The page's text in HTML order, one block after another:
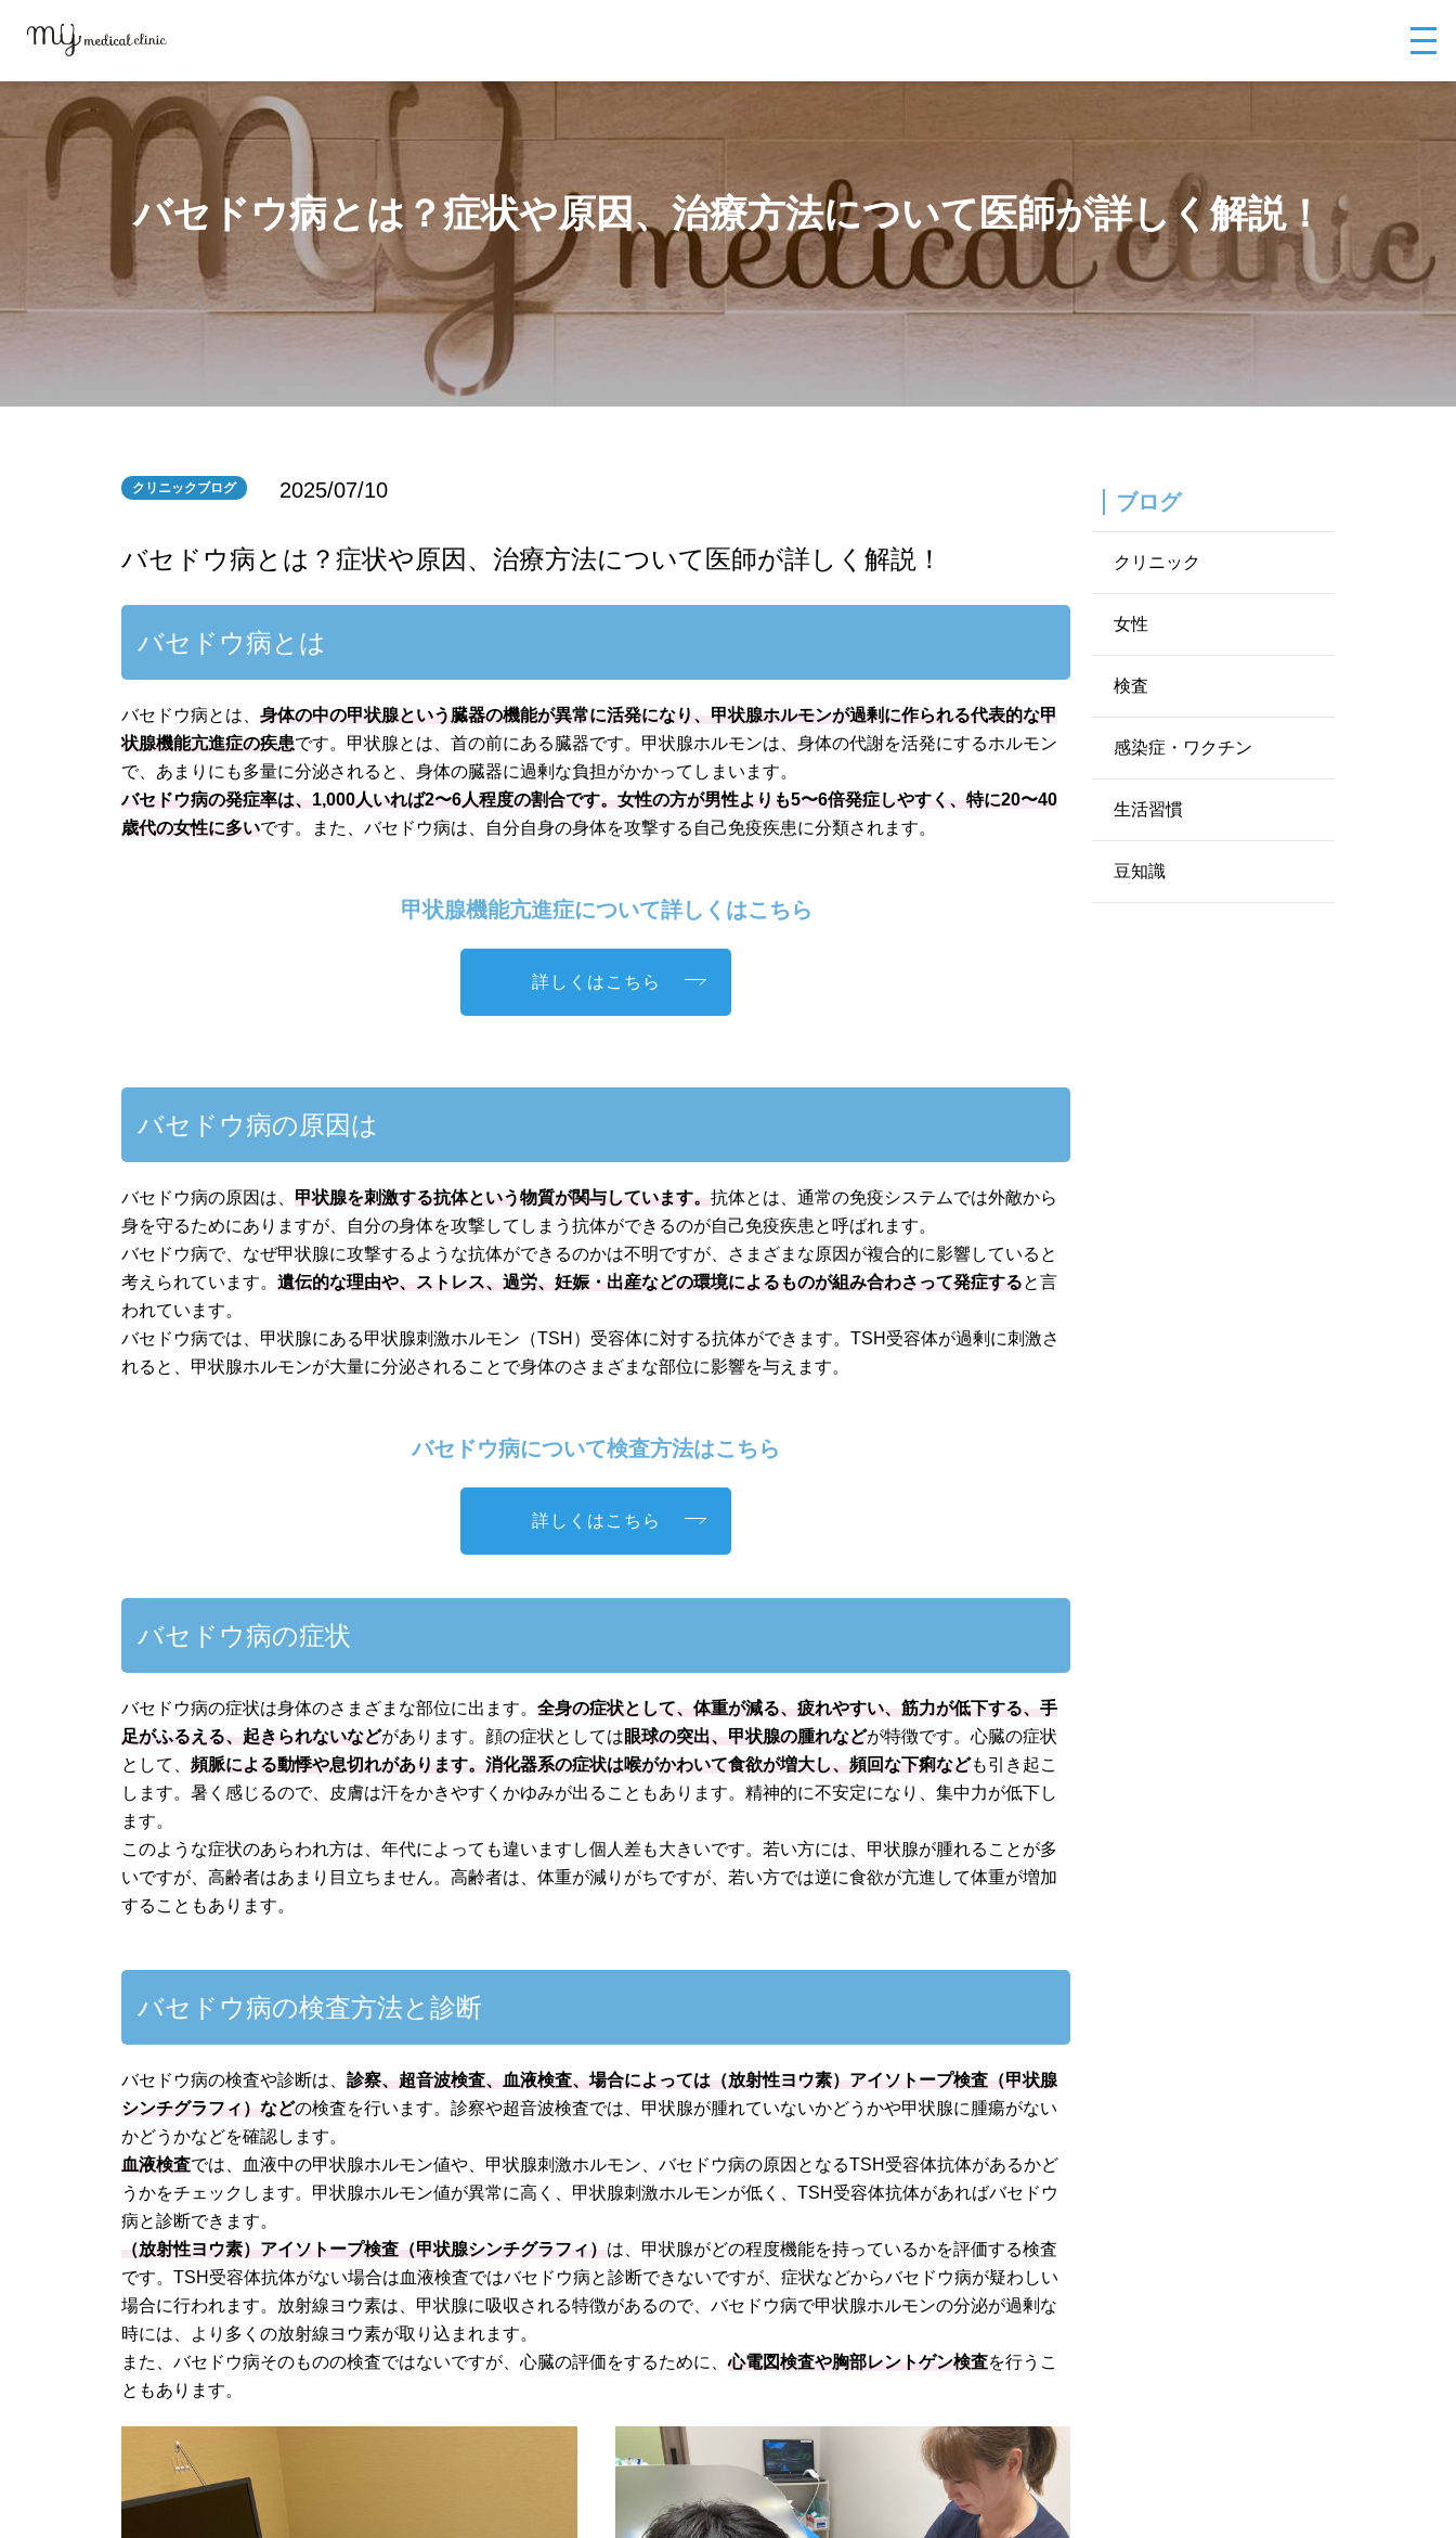
バセドウ病とは？症状や原因、治療方法について医師が詳しく解説！
クリニックブログ 2025/07/10
バセドウ病とは？症状や原因、治療方法について医師が詳しく解説！
バセドウ病とは
バセドウ病とは、身体の中の甲状腺という臓器の機能が異常に活発になり、甲状腺ホルモンが過剰に作られる代表的な甲
状腺機能亢進症の疾患です。甲状腺とは、首の前にある臓器です。甲状腺ホルモンは、身体の代謝を活発にするホルモン
で、あまりにも多量に分泌されると、身体の臓器に過剰な負担がかかってしまいます。
バセドウ病の発症率は、1,000人いれば2〜6人程度の割合です。女性の方が男性よりも5〜6倍発症しやすく、特に20〜40
歳代の女性に多いです。また、バセドウ病は、自分自身の身体を攻撃する自己免疫疾患に分類されます。
甲状腺機能亢進症について詳しくはこちら
詳しくはこちら
バセドウ病の原因は
バセドウ病の原因は、 甲状腺を刺激する抗体という物質が関与しています。抗体とは、通常の免疫システムでは外敵から
身を守るためにありますが、自分の身体を攻撃してしまう抗体ができるのが自己免疫疾患と呼ばれます。
バセドウ病で、なぜ甲状腺に攻撃するような抗体ができるのかは不明ですが、さまざまな原因が複合的に影響していると
考えられています。遺伝的な理由や、ストレス、過労、妊娠・出産などの環境によるものが組み合わさって発症すると言
われています。
バセドウ病では、甲状腺にある甲状腺刺激ホルモン（TSH）受容体に対する抗体ができます。TSH受容体が過剰に刺激さ
れると、甲状腺ホルモンが大量に分泌されることで身体のさまざまな部位に影響を与えます。
バセドウ病について検査方法はこちら
詳しくはこちら
バセドウ病の症状
バセドウ病の症状は身体のさまざまな部位に出ます。全身の症状として、体重が減る、疲れやすい、筋力が低下する、手
足がふるえる、起きられないなどがあります。顔の症状としては眼球の突出、甲状腺の腫れなどが特徴です。心臓の症状
として、頻脈による動悸や息切れがあります。消化器系の症状は喉がかわいて食欲が増大し、頻回な下痢なども引き起こ
します。暑く感じるので、皮膚は汗をかきやすくかゆみが出ることもあります。精神的に不安定になり、集中力が低下し
ます。
このような症状のあらわれ方は、年代によっても違いますし個人差も大きいです。若い方には、甲状腺が腫れることが多
いですが、高齢者はあまり目立ちません。高齢者は、体重が減りがちですが、若い方では逆に食欲が亢進して体重が増加
することもあります。
バセドウ病の検査方法と診断
バセドウ病の検査や診断は、診察、超音波検査、血液検査、場合によっては（放射性ヨウ素）アイソトープ検査（甲状腺
シンチグラフィ）などの検査を行います。診察や超音波検査では、甲状腺が腫れていないかどうかや甲状腺に腫瘍がない
かどうかなどを確認します。
血液検査では、血液中の甲状腺ホルモン値や、甲状腺刺激ホルモン、バセドウ病の原因となるTSH受容体抗体があるかど
うかをチェックします。甲状腺ホルモン値が異常に高く、甲状腺刺激ホルモンが低く、TSH受容体抗体があればバセドウ
病と診断できます。
（放射性ヨウ素）アイソトープ検査（甲状腺シンチグラフィ） は、甲状腺がどの程度機能を持っているかを評価する検査
です。TSH受容体抗体がない場合は血液検査ではバセドウ病と診断できないですが、症状などからバセドウ病が疑わしい
場合に行われます。放射線ヨウ素は、甲状腺に吸収される特徴があるので、バセドウ病で甲状腺ホルモンの分泌が過剰な
時には、より多くの放射線ヨウ素が取り込まれます。
また、バセドウ病そのものの検査ではないですが、心臓の評価をするために、心電図検査や胸部レントゲン検査を行うこ
ともあります。
ブログ
クリニック
女性
検査
感染症・ワクチン
生活習慣
豆知識